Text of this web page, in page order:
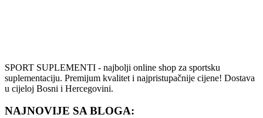
SPORT SUPLEMENTI - najbolji online shop za sportsku
suplementaciju. Premijum kvalitet i najpristupačnije cijene! Dostava
u cijeloj Bosni i Hercegovini.
NAJNOVIJE SA BLOGA: